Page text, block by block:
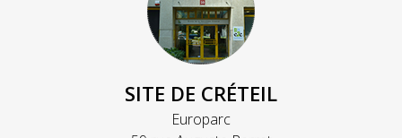
SITE DE CRÉTEIL
Europarc